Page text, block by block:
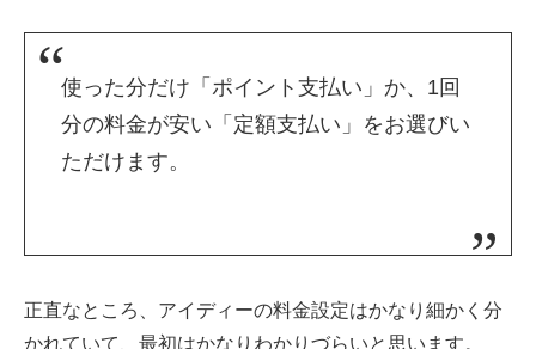
使った分だけ「ポイント支払い」か、1回
分の料金が安い「定額支払い」をお選びい
ただけます。
正直なところ、アイディーの料金設定はかなり細かく分
かれていて、最初はかなりわかりづらいと思います。